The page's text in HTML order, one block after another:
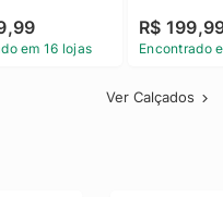
em 16 lojas
R$
Encontrado
Ver Calçados